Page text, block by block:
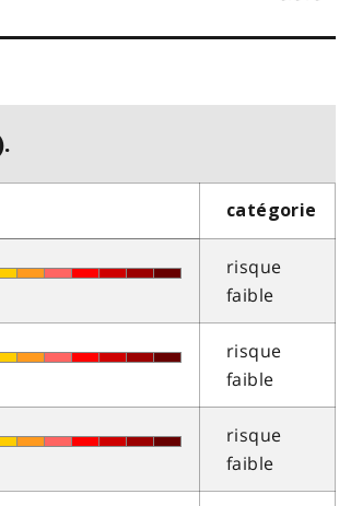
catégorie
risque
faible
risque
faible
risque
faible